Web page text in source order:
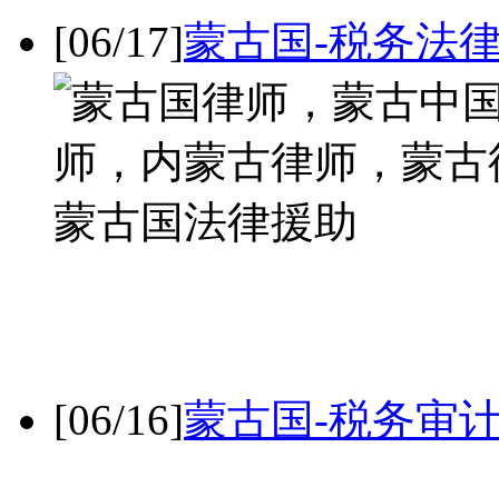
[06/17]蒙古国-税务法
[06/16]蒙古国-税务审